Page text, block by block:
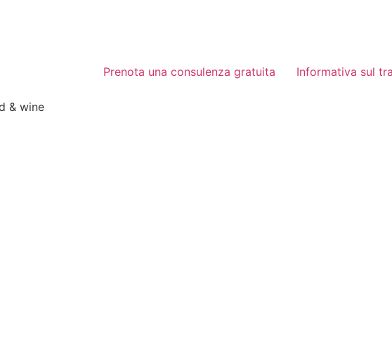
& wine
Prenota una consulenza gratuita Informativa sul